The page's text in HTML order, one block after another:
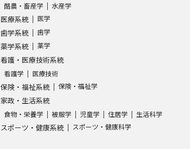
学問のミニ講義「夢ナビ講義」
ユーザーサポート
Ｑ＆Ａ よくあるご質問
資料の料金の
受付内容
個人情報取扱規定
特定商取引表記
酪農・畜産学
水産学
医療系統 医学
歯学系統 歯学
薬学系統 薬学
看護・医療技術系統
看護学 医療技術
保険・福祉系統 保険・福祉学
家政・生活系統
食物・栄養学 被服学 児童学 住居学 生活科学
スポーツ・健康系統 スポーツ・健康科学